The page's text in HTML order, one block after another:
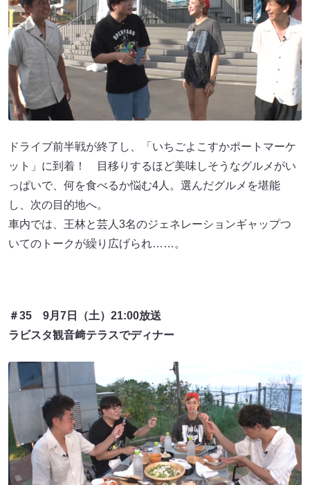
ドライブ前半戦が終了し、「いちごよこすかポートマーケ
ット」に到着！ 目移りするほど美味しそうなグルメがい
っぱいで、何を食べるか悩む4人。選んだグルメを堪能
し、次の目的地へ。
車内では、王林と芸人3名のジェネレーションギャップつ
いてのトークが繰り広げられ……。
＃35 9月7日（土）21:00放送
ラビスタ観音﨑テラスでディナー